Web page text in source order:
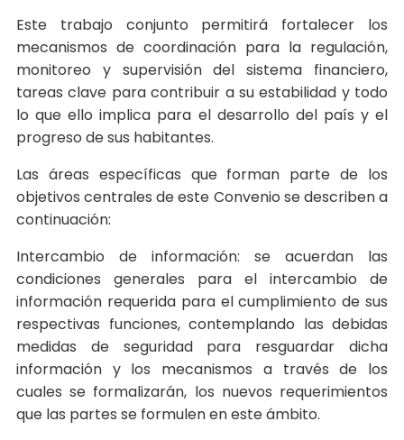
Este trabajo conjunto permitirá fortalecer los
mecanismos de coordinación para la regulación,
monitoreo y supervisión del sistema financiero,
tareas clave para contribuir a su estabilidad y todo
lo que ello implica para el desarrollo del país y el
progreso de sus habitantes.
Las áreas específicas que forman parte de los
objetivos centrales de este Convenio se describen a
continuación:
Intercambio de información: se acuerdan las
condiciones generales para el intercambio de
información requerida para el cumplimiento de sus
respectivas funciones, contemplando las debidas
medidas de seguridad para resguardar dicha
información y los mecanismos a través de los
cuales se formalizarán, los nuevos requerimientos
que las partes se formulen en este ámbito.